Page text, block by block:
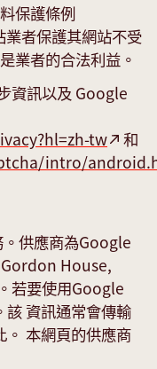
保護條例
業者保護其網站不受
業者的合法利益。
資訊以及 Google
tw
和
intro/
供應商為Google
House,
若要使用Google
資訊通常會傳輸
本網頁的供應商